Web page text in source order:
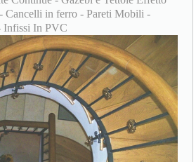
Cancelli in ferro - Pareti Mobili -
Infissi In PVC